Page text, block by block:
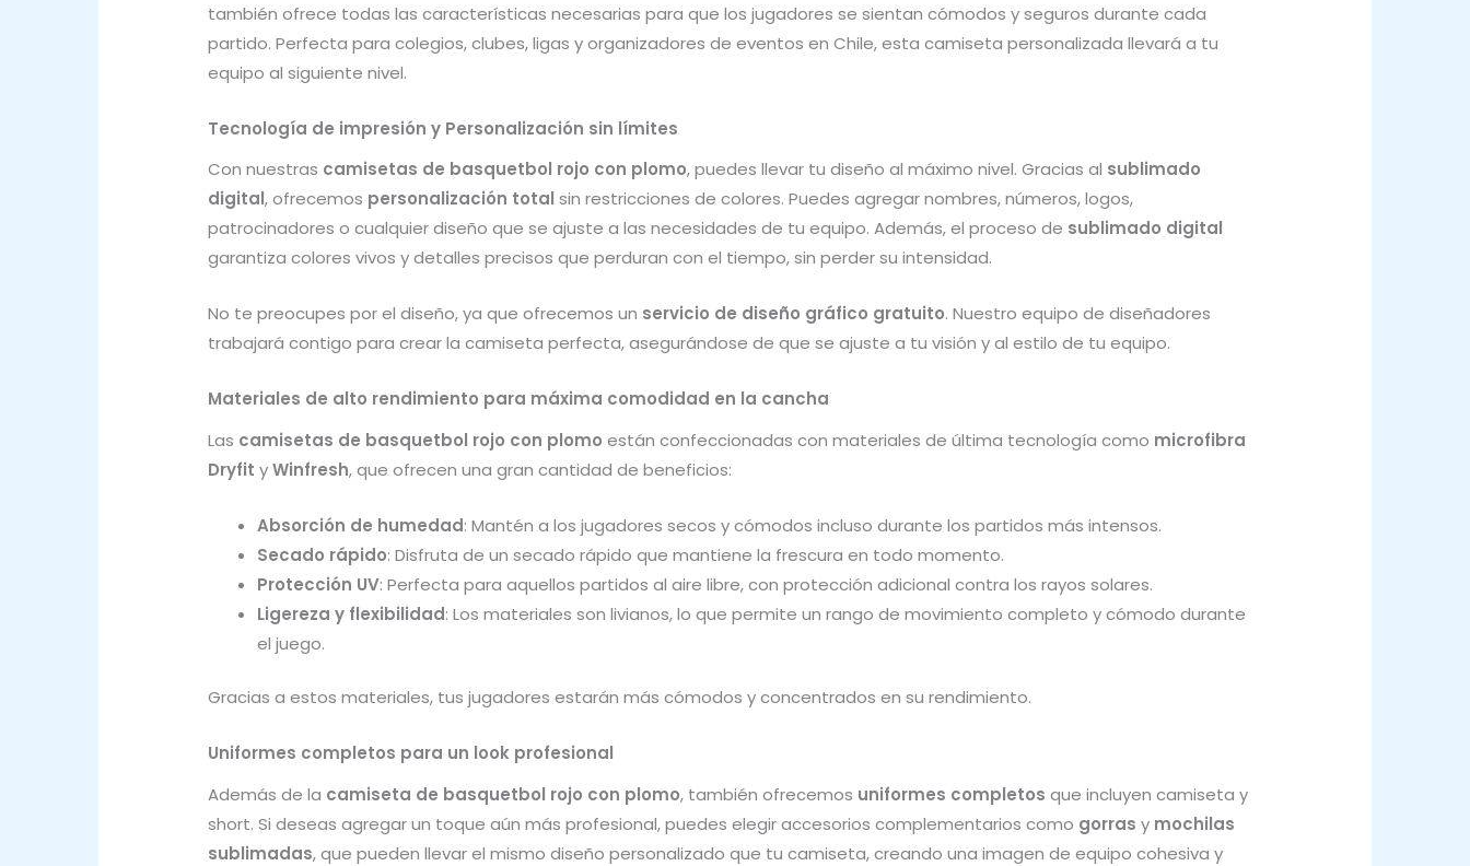
también ofrece todas las características necesarias para que los jugadores se sientan cómodos y seguros durante cada
partido. Perfecta para colegios, clubes, ligas y organizadores de eventos en Chile, esta camiseta personalizada llevará a tu
equipo al siguiente nivel.
Tecnología de impresión y Personalización sin límites
Con nuestras camisetas de basquetbol rojo con plomo, puedes llevar tu diseño al máximo nivel. Gracias al sublimado
digital, ofrecemos personalización total sin restricciones de colores. Puedes agregar nombres, números, logos,
patrocinadores o cualquier diseño que se ajuste a las necesidades de tu equipo. Además, el proceso de sublimado digital
garantiza colores vivos y detalles precisos que perduran con el tiempo, sin perder su intensidad.
No te preocupes por el diseño, ya que ofrecemos un servicio de diseño gráfico gratuito. Nuestro equipo de diseñadores
trabajará contigo para crear la camiseta perfecta, asegurándose de que se ajuste a tu visión y al estilo de tu equipo.
Materiales de alto rendimiento para máxima comodidad en la cancha
Las camisetas de basquetbol rojo con plomo están confeccionadas con materiales de última tecnología como microfibra
Dryfit yWinfresh, que ofrecen una gran cantidad de beneficios:
Absorción de humedad: Mantén a los jugadores secos y cómodos incluso durante los partidos más intensos.
Secado rápido: Disfruta de un secado rápido que mantiene la frescura en todo momento.
Protección UV: Perfecta para aquellos partidos al aire libre, con protección adicional contra los rayos solares.
Ligereza y flexibilidad: Los materiales son livianos, lo que permite un rango de movimiento completo y cómodo durante
el juego.
Gracias a estos materiales, tus jugadores estarán más cómodos y concentrados en su rendimiento.
Uniformes completos para un look profesional
Además de la camiseta de basquetbol rojo con plomo, también ofrecemos uniformes completos que incluyen camiseta y
short. Si deseas agregar un toque aún más profesional, puedes elegir accesorios complementarios como gorras y mochilas
sublimadas, que pueden llevar el mismo diseño personalizado que tu camiseta, creando una imagen de equipo cohesiva y